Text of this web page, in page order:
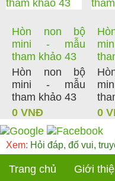
Hòn non bộ
mini - mẫu
tham khảo 43
Hòn non bộ
mini - mẫu
tham khảo 43
0 VNĐ
0
Xem: Hỏi đáp, đố vui,
Trang chủ Giới